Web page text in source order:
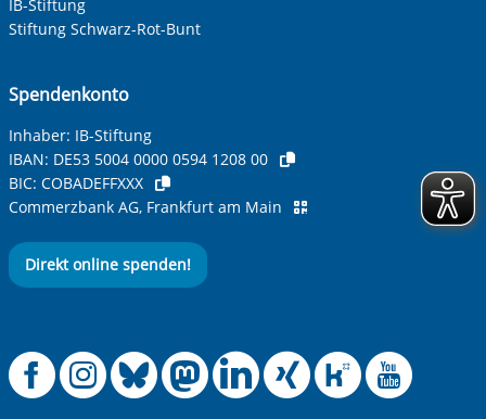
IB-Stiftung
Stiftung Schwarz-Rot-Bunt
Spendenkonto
Inhaber: IB-Stiftung
IBAN: DE53 5004 0000 0594 1208 00
BIC: COBADEFFXXX
Commerzbank AG, Frankfurt am Main
Direkt online spenden!
Offizielle
Offizielle
Offizielle
Offizielle
Offizielle